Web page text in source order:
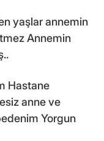
yaşlar annemin
Annemin
Hastane
anne ve
Yorgun